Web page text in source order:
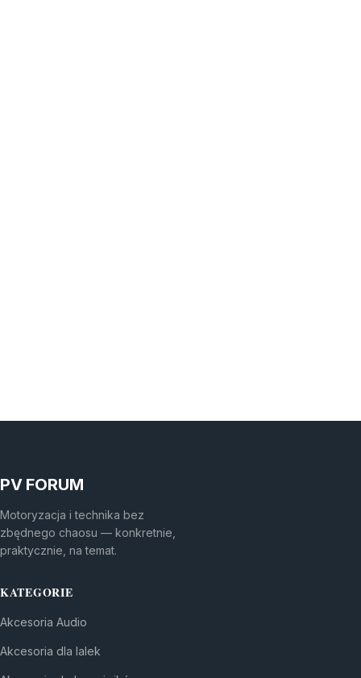
PV FORUM
Motoryzacja i technika bez
zbędnego chaosu — konkretnie,
praktycznie, na temat.
KATEGORIE
Akcesoria Audio
Akcesoria dla lalek